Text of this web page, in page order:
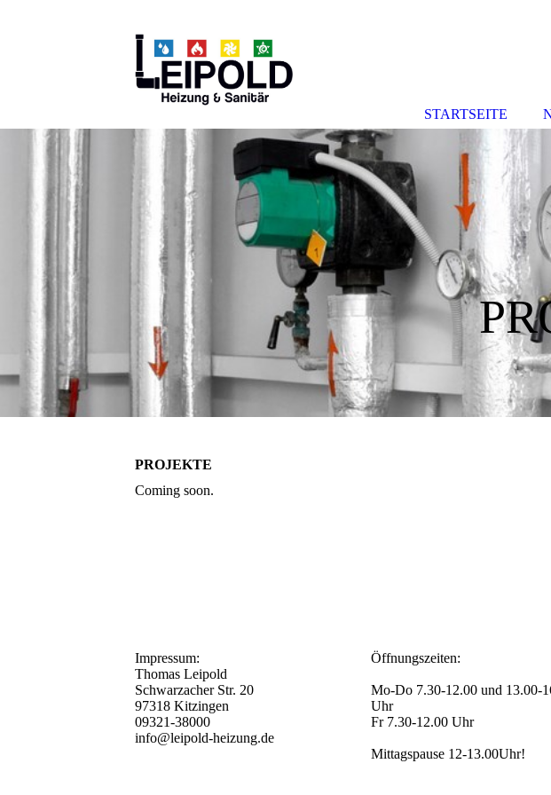
PROJEKTE
Coming soon.
Impressum:
Thomas Leipold
Schwarzacher Str. 20
97318 Kitzingen
09321-38000
info@leipold-heizung.de
Öffnungszeiten:
Mo-Do 7.30-12.00 und 13.00-
Uhr
Fr 7.30-12.00 Uhr
Mittagspause 12-13.00Uhr!
STARTSEITE